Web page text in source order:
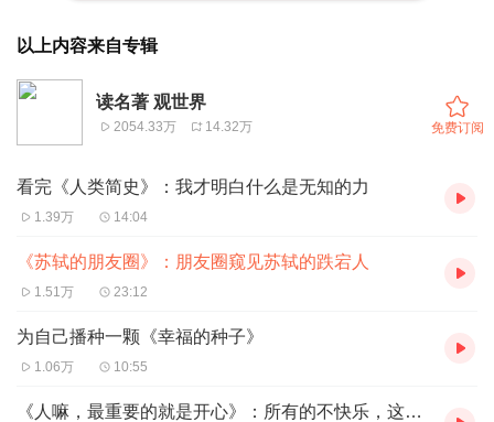
以上内容来自专辑
读名著 观世界
2054.33万 14.32万 免费订阅
看完《人类简史》：我才明白什么是无知的力
1.39万 14:04
《苏轼的朋友圈》：朋友圈窥见苏轼的跌宕人
1.51万 23:12
为自己播种一颗《幸福的种子》
1.06万 10:55
《人嘛，最重要的就是开心》：所有的不快乐，这本书都有答案